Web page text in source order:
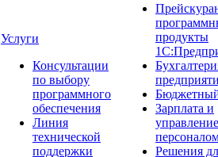
Услуги
Консультации
по выбору
программного
обеспечения
Линия
технической
поддержки
продукты
Зарплата и
управление
Решения